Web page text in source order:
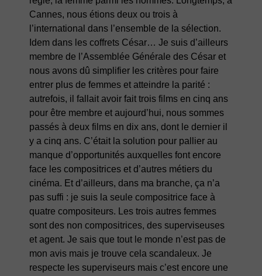
Cannes, nous étions deux ou trois à
l’international dans l’ensemble de la sélection.
Idem dans les coffrets César… Je suis d’ailleurs
membre de l’Assemblée Générale des César et
nous avons dû simplifier les critères pour faire
entrer plus de femmes et atteindre la parité :
autrefois, il fallait avoir fait trois films en cinq ans
pour être membre et aujourd’hui, nous sommes
passés à deux films en dix ans, dont le dernier il
y a cinq ans. C’était la solution pour pallier au
manque d’opportunités auxquelles font encore
face les compositrices et d’autres métiers du
cinéma. Et d’ailleurs, dans ma branche, ça n’a
pas suffi : je suis la seule compositrice face à
quatre compositeurs. Les trois autres femmes
sont des non compositrices, des superviseuses
et agent. Je sais que tout le monde n’est pas de
mon avis mais je trouve cela scandaleux. Je
respecte les superviseurs mais c’est encore une